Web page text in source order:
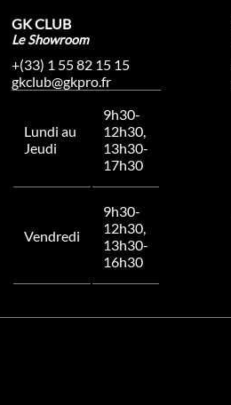
GK CLUB
Le Showroom
+(33) 1 55 82 15 15
gkclub@gkpro.fr
Lundi au
Jeudi
9h30-
12h30,
13h30-
17h30
Vendredi
9h30-
12h30,
13h30-
16h30